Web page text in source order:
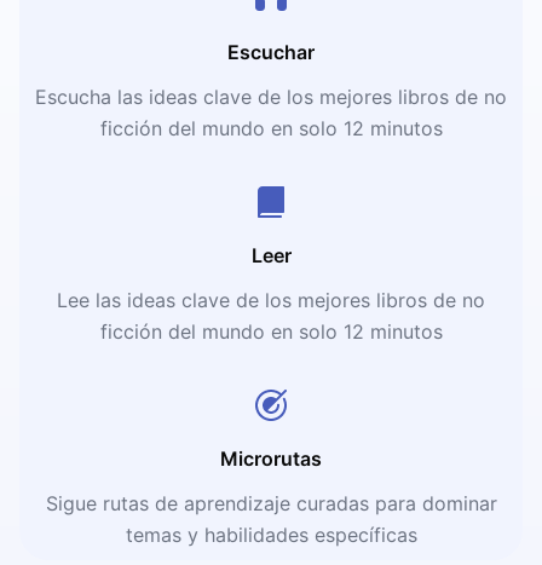
Escuchar
Escucha las ideas clave de los mejores libros de no
ficción del mundo en solo 12 minutos
Leer
Lee las ideas clave de los mejores libros de no
ficción del mundo en solo 12 minutos
Microrutas
Sigue rutas de aprendizaje curadas para dominar
temas y habilidades específicas